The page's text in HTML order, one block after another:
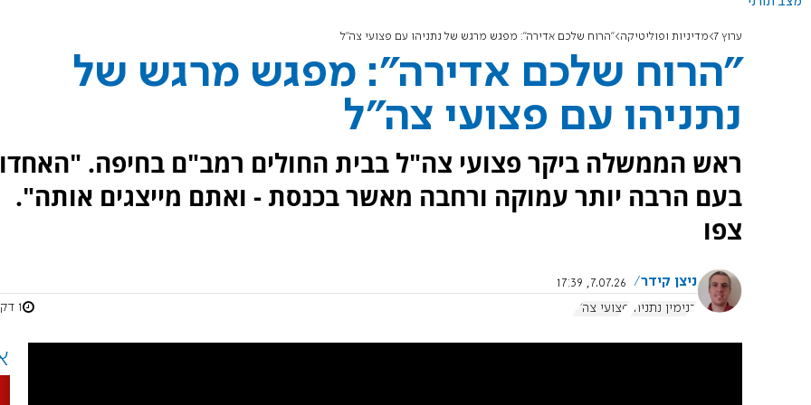
ערוץ 7 מדיניות ופוליטיקה "הרוח שלכם אדירה": מפגש מרגש של נתניהו עם פצועי צה"ל
"הרוח שלכם אדירה": מפגש מרגש של
נתניהו עם פצועי צה"ל
ראש הממשלה ביקר פצועי צה"ל בבית החולים רמב"ם בחיפה.
בעם הרבה יותר עמוקה ורחבה מאשר בכנסת - ואתם מייצגים אותה".
צפו
ניצן קידר
7.07.26, 17:39
בנימין נתניהו פצועי צה"ל 1 דקות